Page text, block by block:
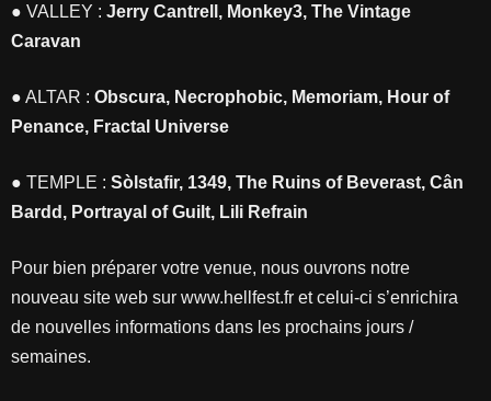
● VALLEY : Jerry Cantrell, Monkey3, The Vintage
Caravan
● ALTAR : Obscura, Necrophobic, Memoriam, Hour of
Penance, Fractal Universe
● TEMPLE : Sòlstafir, 1349, The Ruins of Beverast, Cân
Bardd, Portrayal of Guilt, Lili Refrain
Pour bien préparer votre venue, nous ouvrons notre
nouveau site web sur www.hellfest.fr et celui-ci s’enrichira
de nouvelles informations dans les prochains jours /
semaines.